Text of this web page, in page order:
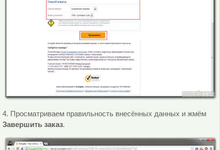
4. Просматриваем правильность внесённых данных и жмём
Завершить заказ.